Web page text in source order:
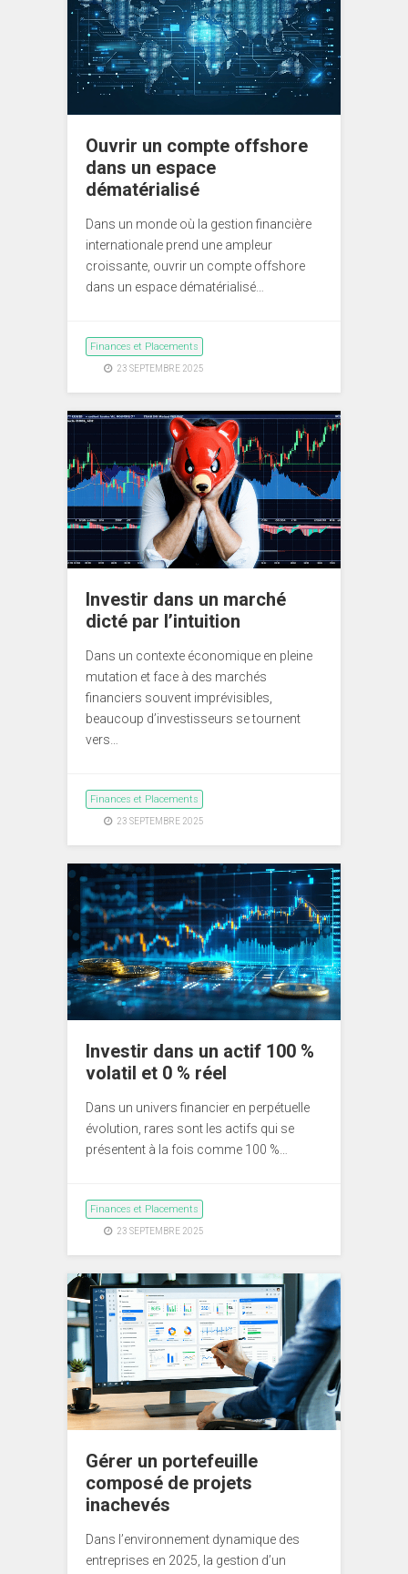
Ouvrir un compte offshore
dans un espace
dématérialisé
Dans un monde où la gestion financière
internationale prend une ampleur
croissante, ouvrir un compte offshore
dans un espace dématérialisé…
Finances et Placements
23 SEPTEMBRE 2025
Investir dans un marché
dicté par l’intuition
Dans un contexte économique en pleine
mutation et face à des marchés
financiers souvent imprévisibles,
beaucoup d’investisseurs se tournent
vers…
Finances et Placements
23 SEPTEMBRE 2025
Investir dans un actif 100 %
volatil et 0 % réel
Dans un univers financier en perpétuelle
évolution, rares sont les actifs qui se
présentent à la fois comme 100 %…
Finances et Placements
23 SEPTEMBRE 2025
Gérer un portefeuille
composé de projets
inachevés
Dans l’environnement dynamique des
entreprises en 2025, la gestion d’un